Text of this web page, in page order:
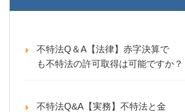
不特法Q＆A【法律】赤字決算で
も不特法の許可取得は可能ですか？
不特法Q&A【実務】不特法と金